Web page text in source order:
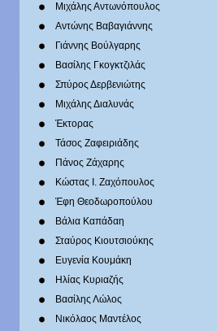
Μιχάλης Αντωνόπουλος
Αντώνης Βαβαγιάννης
Γιάννης Βούλγαρης
Βασίλης Γκογκτζιλάς
Σπύρος Δερβενιώτης
Mιχάλης Διαλυνάς
Έκτορας
Τάσος Ζαφειριάδης
Πάνος Ζάχαρης
Κώστας Ι. Ζαχόπουλoς
Έφη Θεοδωροπούλου
Βάλια Καπάδαη
Σταύρος Κιουτσιούκης
Ευγενία Κουμάκη
Ηλίας Κυριαζής
Βασίλης Λώλος
Νικόλαος Μαντέλος